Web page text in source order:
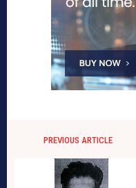
PREVIOUS ARTICLE